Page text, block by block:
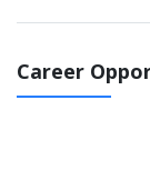
nghe, nói, đọc và
xây dựng
hiểu được
Career